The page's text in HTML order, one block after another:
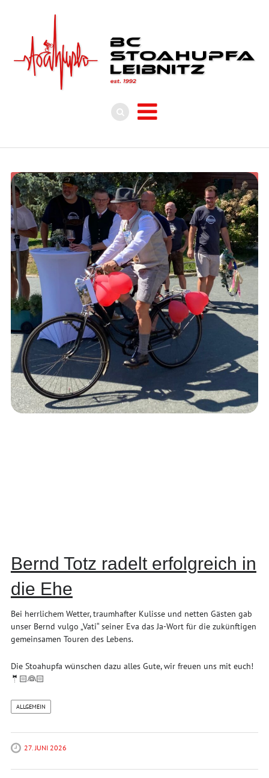
Bernd Totz radelt erfolgreich in
die Ehe
Bei herrlichem Wetter, traumhafter Kulisse und netten Gästen gab
unser Bernd vulgo „Vati“ seiner Eva das Ja-Wort für die zukünftigen
gemeinsamen Touren des Lebens.
Die Stoahupfa wünschen dazu alles Gute, wir freuen uns mit euch!
🤵🏻👰🏻
ALLGEMEIN
27. JUNI 2026